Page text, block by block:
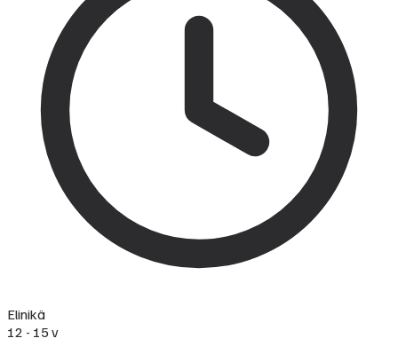
Elinikä
12 - 15 v